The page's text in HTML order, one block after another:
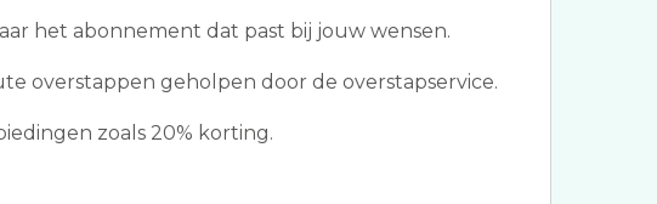
het abonnement dat past bij jouw wensen.
overstappen geholpen door de overstapservice.
zoals 20% korting.